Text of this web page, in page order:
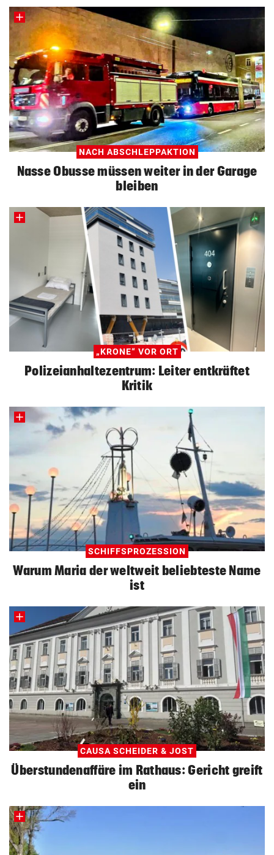
NACH ABSCHLEPPAKTION
Nasse Obusse müssen weiter in der Garage
bleiben
„KRONE“ VOR ORT
Polizeianhaltezentrum: Leiter entkräftet
Kritik
SCHIFFSPROZESSION
Warum Maria der weltweit beliebteste Name
ist
CAUSA SCHEIDER & JOST
Überstundenaffäre im Rathaus: Gericht greift
ein